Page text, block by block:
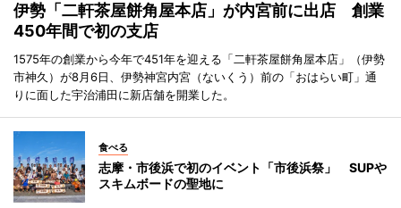
伊勢「二軒茶屋餅角屋本店」が内宮前に出店 創業
450年間で初の支店
1575年の創業から今年で451年を迎える「二軒茶屋餅角屋本店」（伊勢
市神久）が8月6日、伊勢神宮内宮（ないくう）前の「おはらい町」通
りに面した宇治浦田に新店舗を開業した。
食べる
志摩・市後浜で初のイベント「市後浜祭」 SUPや
スキムボードの聖地に